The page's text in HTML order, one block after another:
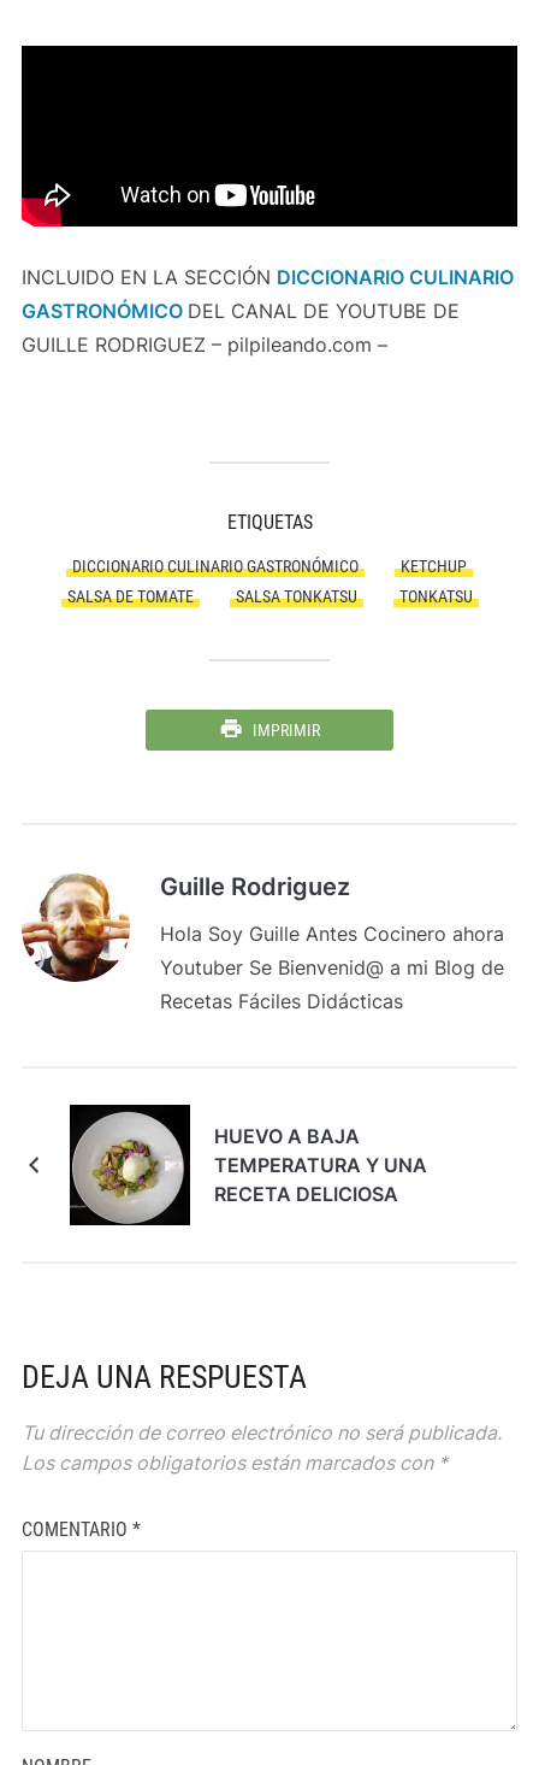
INCLUIDO EN LA SECCIÓN DICCIONARIO CULINARIO
GASTRONÓMICO DEL CANAL DE YOUTUBE DE
GUILLE RODRIGUEZ – pilpileando.com –
ETIQUETAS
DICCIONARIO CULINARIO GASTRONÓMICO
KETCHUP
SALSA DE TOMATE
SALSA TONKATSU TONKATSU
IMPRIMIR
Guille Rodriguez
Hola Soy Guille Antes Cocinero ahora
Youtuber Se Bienvenid@ a mi Blog de
Recetas Fáciles Didácticas
HUEVO A BAJA
TEMPERATURA Y UNA
RECETA DELICIOSA
DEJA UNA RESPUESTA
Tu dirección de correo electrónico no será publicada.
Los campos obligatorios están marcados con *
COMENTARIO *